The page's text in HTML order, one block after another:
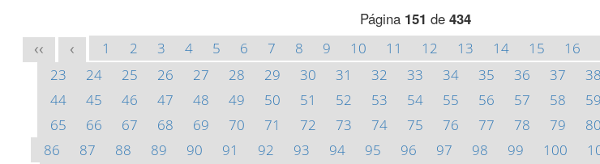
Página 151 de 434
<< < 1 2 3 4 5 6 7 8 9 10 11 12 13 14 15 16
23
24 25 26 27 28 29 30 31 32 33 34 35 36 37 38
44
45 46 47 48 49 50 51 52 53 54 55 56 57 58 59
65
66 67 68 69 70 71 72 73 74 75 76 77 78 79 80
86
87 88 89 90 91 92 93 94 95 96 97 98 99 100